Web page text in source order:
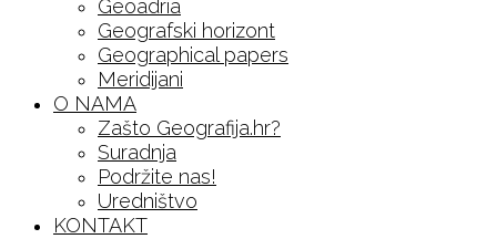
Geoadria
Geografski horizont
Geographical papers
Meridijani
O NAMA
Zašto Geografija.hr?
Suradnja
Podržite nas!
Uredništvo
KONTAKT